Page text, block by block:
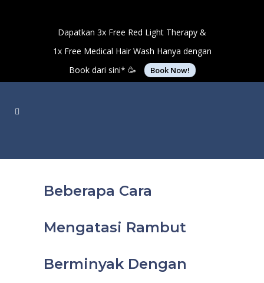
Dapatkan 3x Free Red Light Therapy &
1x Free Medical Hair Wash Hanya dengan
Book dari sini* 🥳
Book Now!
Beberapa Cara
Mengatasi Rambut
Berminyak Dengan